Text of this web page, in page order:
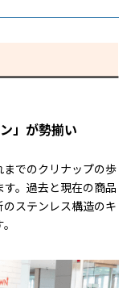
」が勢揃い
でのクリナップの歩
。過去と現在の商品
ステンレス構造のキ